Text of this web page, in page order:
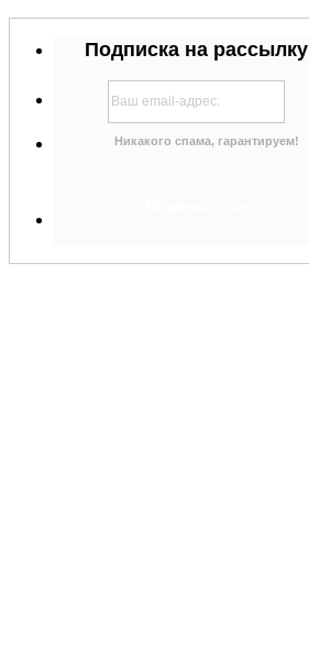
Подписка на рассылку
Никакого спама, гарантируем!